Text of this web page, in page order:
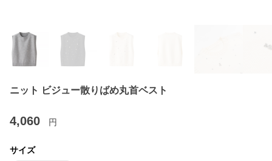
ニット ビジュー散りばめ丸首ベスト
4,060 円
サイズ